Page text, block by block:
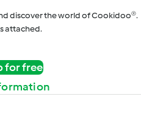
discover the world of Cookidoo®.
attached.
for free